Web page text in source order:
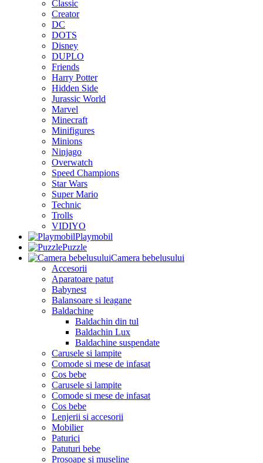
Classic
Creator
DC
DOTS
Disney
DUPLO
Friends
Harry Potter
Hidden Side
Jurassic World
Marvel
Minecraft
Minifigures
Minions
Ninjago
Overwatch
Speed Champions
Star Wars
Super Mario
Technic
Trolls
VIDIYO
Playmobil
Puzzle
Camera bebelusului
Accesorii
Aparatoare patut
Babynest
Balansoare si leagane
Baldachine
Baldachin din tul
Baldachin Lux
Baldachine suspendate
Carusele si lampite
Comode si mese de infasat
Cos bebe
Carusele si lampite
Comode si mese de infasat
Cos bebe
Lenjerii si accesorii
Mobilier
Paturici
Patuturi bebe
Prosoape si museline